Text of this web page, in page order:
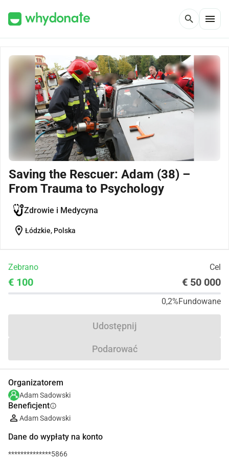
search menu
Saving the Rescuer: Adam (38) –
From Trauma to Psychology
Zdrowie i Medycyna
location_on Łódzkie, Polska
Zebrano Cel
€ 100 € 50 000
0,2%Fundowane
Udostępnij
Podarować
Organizatorem
Adam Sadowski
Beneficjentinfo
Adam Sadowski
Dane do wypłaty na konto
**************5866